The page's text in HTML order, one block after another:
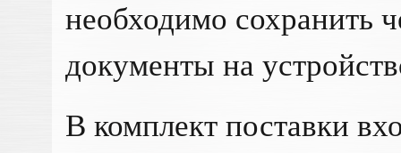
необходимо сохранить
документы на
В комплект поставки